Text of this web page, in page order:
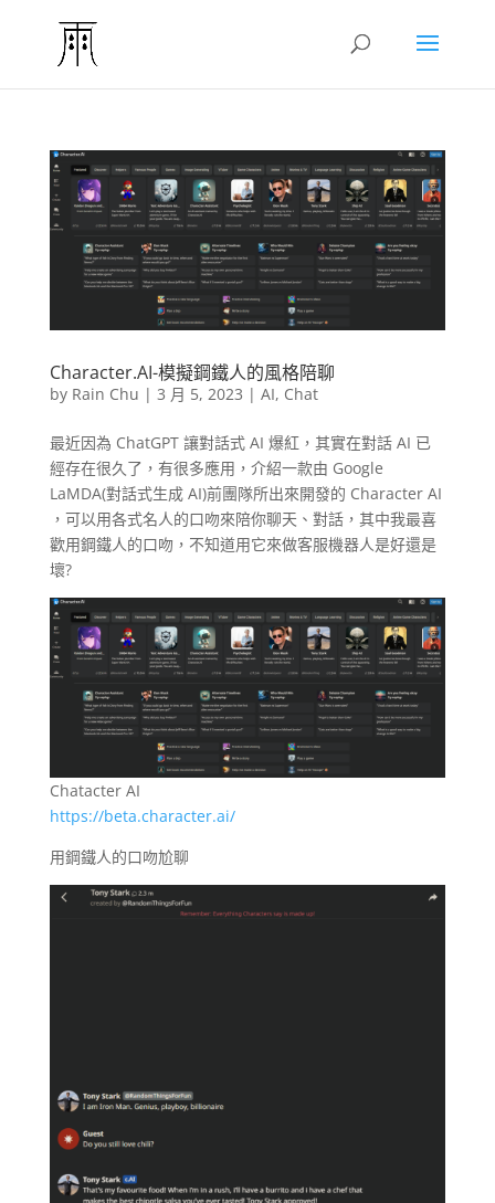
Character.AI-模擬鋼鐵人的風格陪聊
by Rain Chu | 3 月 5, 2023 | AI, Chat
最近因為 ChatGPT 讓對話式 AI 爆紅，其實在對話 AI 已
經存在很久了，有很多應用，介紹一款由 Google
LaMDA(對話式生成 AI)前團隊所出來開發的 Character AI
，可以用各式名人的口吻來陪你聊天、對話，其中我最喜
歡用鋼鐵人的口吻，不知道用它來做客服機器人是好還是
壞?
Chatacter AI
https://beta.character.ai/
用鋼鐵人的口吻尬聊